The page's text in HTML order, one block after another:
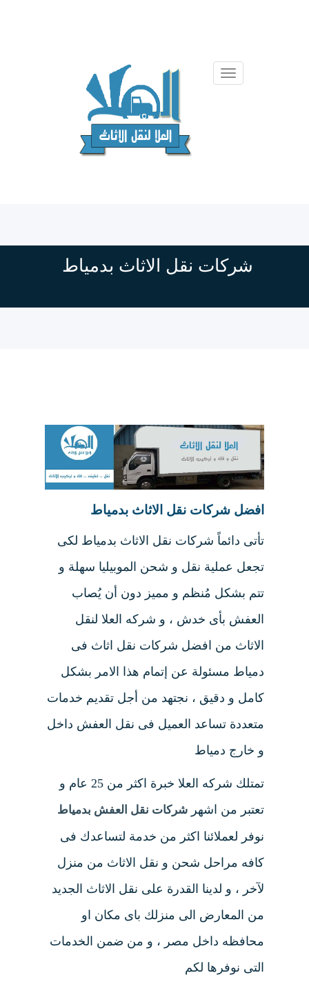
شركات نقل الاثاث بدمياط
افضل شركات نقل الاثاث بدمياط
تأتى دائماً شركات نقل الاثاث بدمياط لكى
تجعل عملية نقل و شحن الموبيليا سهلة و
تتم بشكل مُنظم و مميز دون أن يُصاب
العفش بأى خدش ، و شركه العلا لنقل
الاثاث من افضل شركات نقل اثاث فى
دمياط مسئولة عن إتمام هذا الامر بشكل
كامل و دقيق ، نجتهد من أجل تقديم خدمات
متعددة تساعد العميل فى نقل العفش داخل
و خارج دمياط
تمتلك شركه العلا خبرة اكثر من 25 عام و
تعتبر من اشهر شركات نقل العفش بدمياط
نوفر لعملائنا اكثر من خدمة لتساعدك فى
كافه مراحل شحن و نقل الاثاث من منزل
لآخر ، و لدينا القدرة على نقل الاثاث الجديد
من المعارض الى منزلك باى مكان او
محافظه داخل مصر ، و من ضمن الخدمات
التى نوفرها لكم